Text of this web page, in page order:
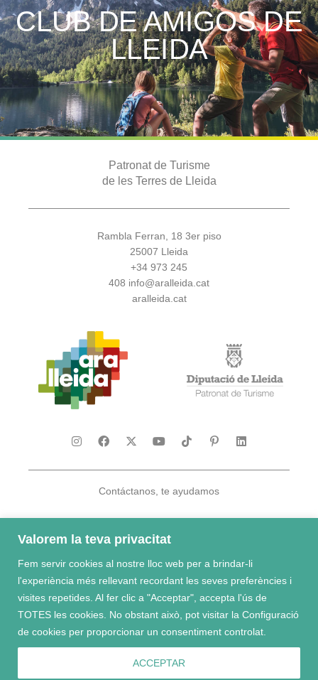
Valorem la teva privacitat
Fem servir cookies al nostre lloc web per a brindar-li
l'experiència més rellevant recordant les seves preferències i
visites repetides. Al fer clic a "Acceptar", accepta l'ús de
TOTES les cookies. No obstant això, pot visitar la Configuració
de cookies per proporcionar un consentiment controlat.
ACCEPTAR
CLUB DE AMIGOS DE
LLEIDA
Patronat de Turisme
de les Terres de Lleida
Rambla Ferran, 18 3er piso
25007 Lleida
+34 973 245
408 info@aralleida.cat
aralleida.cat
Contáctanos, te ayudamos
RAT|Aviso Legal